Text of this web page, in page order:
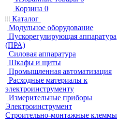
Корзина 0
Каталог
Модульное оборудование
Пускорегулирующая аппаратура
(ПРА)
Силовая аппаратура
Шкафы и щиты
Промышленная автоматизация
Расходные материалы к
электроинструменту
Измерительные приборы
Электроинструмент
Строительно-монтажные клеммы